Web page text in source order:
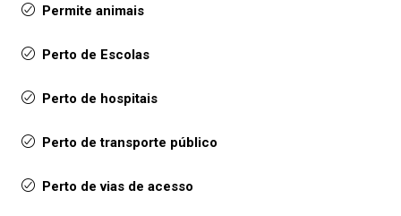
Permite animais
Perto de Escolas
Perto de hospitais
Perto de transporte público
Perto de vias de acesso